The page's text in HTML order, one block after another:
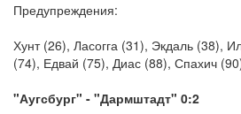
Предупреждения:
Хунт (26), Ласогга (31), Экдаль (38),
(74), Едвай (75), Диас (88), Спахич
"Аугсбург" - "Дармштадт" 0:2